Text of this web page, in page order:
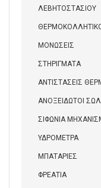
ΛΕΒΗΤΟΣΤΑΣΙΟΥ
ΜΟΝΩΣΕΙΣ
ΣΤΗΡΙΓΜΑΤΑ
ΑΝΤΙΣΤΑΣΕΙΣ
ΑΝΟΞΕΙΔΩΤΟΙ
ΣΙΦΩΝΙΑ
ΥΔΡΟΜΕΤΡΑ
ΜΠΑΤΑΡΙΕΣ
ΦΡΕΑΤΙΑ